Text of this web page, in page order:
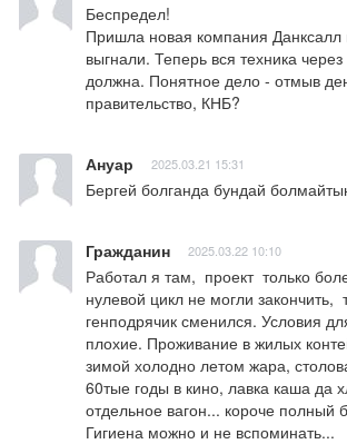
Беспредел!
Пришла новая компания Данксалл
выгнали. Теперь вся техника
должна. Понятное дело - отмыв
правительство, КНБ?
Ануар 2025.03.21 15:31
Бергей болганда бундай
Гражданин 2025.03.22 10:10
Работал я там,  проект  только
нулевой цикл не могли закончить,
генподрячик сменился. Условия
плохие. Проживание в жилых
зимой холодно летом жара,
60тые годы в кино, лавка каша да
отдельное вагон... короче полный
Гигиена можно и не вспоминать...